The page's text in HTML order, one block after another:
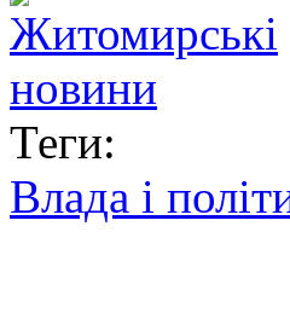
Теги:
Влада і